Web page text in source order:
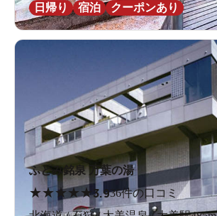
日帰り
宿泊 クーポンあり
ふとみ銘泉 万葉の湯
★★★★ ★3.936件の口コミ